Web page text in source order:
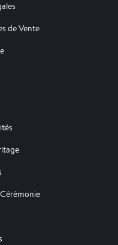
de Vente